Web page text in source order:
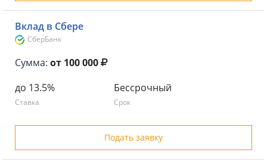
Вклад в Сбере
СберБанк
Сумма: от 100 000
до 13.5%
Ставка
Бессрочный
Срок
Подать заявку